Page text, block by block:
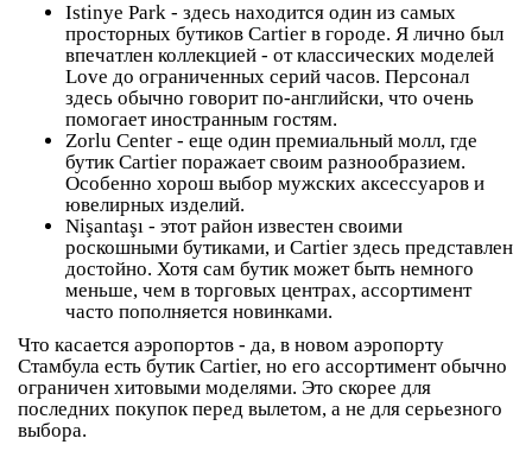
Istinye Park - здесь находится один из самых
просторных бутиков Cartier в городе. Я лично был
впечатлен коллекцией - от классических моделей
Love до ограниченных серий часов. Персонал
здесь обычно говорит по-английски, что очень
помогает иностранным гостям.
Zorlu Center - еще один премиальный молл, где
бутик Cartier поражает своим разнообразием.
Особенно хорош выбор мужских аксессуаров и
ювелирных изделий.
Nişantaşı - этот район известен своими
роскошными бутиками, и Cartier здесь представлен
достойно. Хотя сам бутик может быть немного
меньше, чем в торговых центрах, ассортимент
часто пополняется новинками.
Что касается аэропортов - да, в новом аэропорту
Стамбула есть бутик Cartier, но его ассортимент обычно
ограничен хитовыми моделями. Это скорее для
последних покупок перед вылетом, а не для серьезного
выбора.